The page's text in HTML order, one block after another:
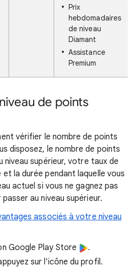
Prix
hebdomadaires
de niveau
Diamant
Assistance
Premium
de points
vérifier le nombre de points
disposez, le nombre de points
niveau supérieur, votre taux de
la durée pendant laquelle vous
actuel si vous ne gagnez pas
au niveau supérieur.
associés à votre niveau
Google Play Store
.
sur l'icône du profil.